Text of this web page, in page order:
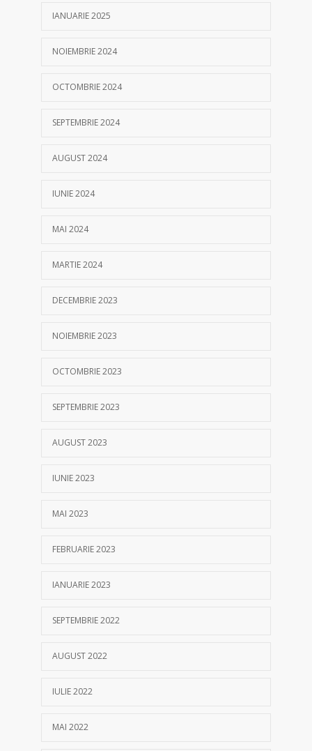
IANUARIE 2025
NOIEMBRIE 2024
OCTOMBRIE 2024
SEPTEMBRIE 2024
AUGUST 2024
IUNIE 2024
MAI 2024
MARTIE 2024
DECEMBRIE 2023
NOIEMBRIE 2023
OCTOMBRIE 2023
SEPTEMBRIE 2023
AUGUST 2023
IUNIE 2023
MAI 2023
FEBRUARIE 2023
IANUARIE 2023
SEPTEMBRIE 2022
AUGUST 2022
IULIE 2022
MAI 2022